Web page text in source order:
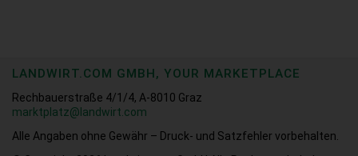
LANDWIRT.COM GMBH, YOUR MARKETPLACE
Rechbauerstraße 4/1/4, A-8010 Graz
marktplatz@landwirt.com
Alle Angaben ohne Gewähr – Druck- und Satzfehler vorbehalten.